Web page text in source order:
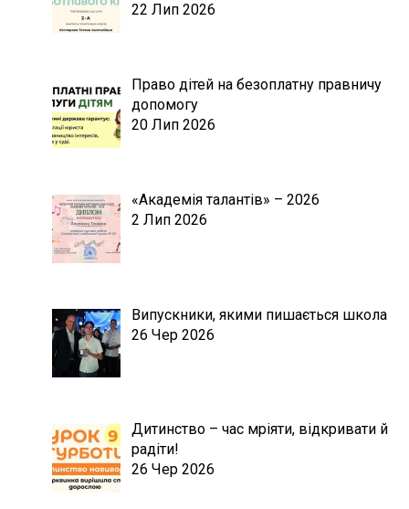
22 Лип 2026
Право дітей на безоплатну правничу
допомогу
20 Лип 2026
«Академія талантів» – 2026
2 Лип 2026
Випускники, якими пишається школа
26 Чер 2026
Дитинство – час мріяти, відкривати й
радіти!
26 Чер 2026